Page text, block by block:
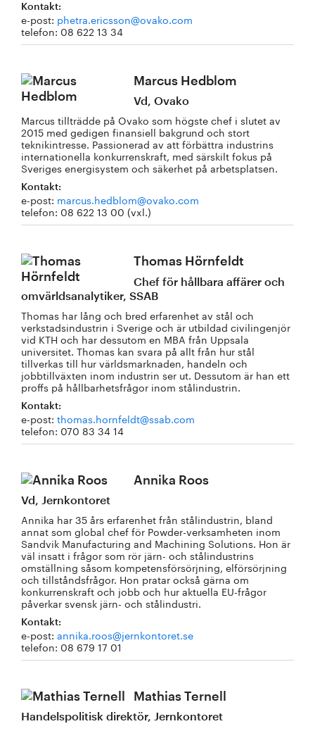
Kontakt:
e-post: phetra.ericsson@ovako.com
telefon: 08 622 13 34
Marcus Hedblom
Vd, Ovako
Marcus tillträdde på Ovako som högste chef i slutet av
2015 med gedigen finansiell bakgrund och stort
teknikintresse. Passionerad av att förbättra industrins
internationella konkurrenskraft, med särskilt fokus på
Sveriges energisystem och säkerhet på arbetsplatsen.
Kontakt:
e-post: marcus.hedblom@ovako.com
telefon: 08 622 13 00 (vxl.)
Thomas Hörnfeldt
Chef för hållbara affärer och
omvärldsanalytiker, SSAB
Thomas har lång och bred erfarenhet av stål och
verkstadsindustrin i Sverige och är utbildad civilingenjör
vid KTH och har dessutom en MBA från Uppsala
universitet. Thomas kan svara på allt från hur stål
tillverkas till hur världsmarknaden, handeln och
jobbtillväxten inom industrin ser ut. Dessutom är han ett
proffs på hållbarhetsfrågor inom stålindustrin.
Kontakt:
e-post: thomas.hornfeldt@ssab.com
telefon: 070 83 34 14
Annika Roos
Vd, Jernkontoret
Annika har 35 års erfarenhet från stålindustrin, bland
annat som global chef för Powder-verksamheten inom
Sandvik Manufacturing and Machining Solutions. Hon är
väl insatt i frågor som rör järn- och stålindustrins
omställning såsom kompetensförsörjning, elförsörjning
och tillståndsfrågor. Hon pratar också gärna om
konkurrenskraft och jobb och hur aktuella EU-frågor
påverkar svensk järn- och stålindustri.
Kontakt:
e-post: annika.roos@jernkontoret.se
telefon: 08 679 17 01
Mathias Ternell
Handelspolitisk direktör, Jernkontoret